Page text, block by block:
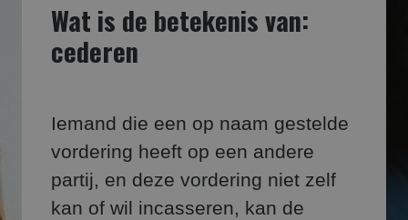
Wat is de betekenis van:
cederen
Iemand die een op naam gestelde
vordering heeft op een andere
partij, en deze vordering niet zelf
kan of wil incasseren, kan de